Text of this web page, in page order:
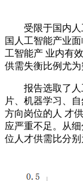
受限于国内人
国人工智能产业
工智能产 业内有
供需失衡比例尤为
报告选取了人
片、机器学习、
方向岗位的人 才
应严重不足。从
位人才供需比分别